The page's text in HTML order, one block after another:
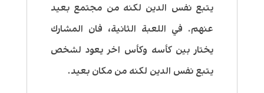
يتبع نفس الدين لكنه من مجتمع بعيد
عنهم. في اللعبة الثانية، فان المشارك
يختار بين كأسه وكأس اخر يعود لشخص
يتبع نفس الدين لكنه من مكان بعيد.